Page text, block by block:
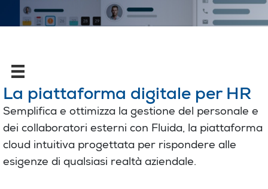
La piattaforma digitale per HR
Semplifica e ottimizza la gestione del personale e
dei collaboratori esterni con Fluida, la piattaforma
cloud intuitiva progettata per rispondere alle
esigenze di qualsiasi realtà aziendale.